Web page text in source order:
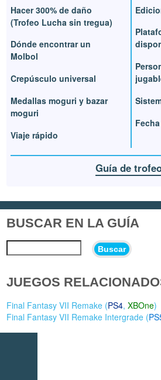
Hacer 300% de daño
(Trofeo Lucha sin tregua)
Dónde encontrar un
Molbol
Crepúsculo universal
Medallas moguri y bazar
moguri
Viaje rápido
Guía de
BUSCAR EN LA GUÍA
Buscar
JUEGOS
Final Fantasy VII Remake (PS4,XBOne)
Final Fantasy VII Remake Intergrade (